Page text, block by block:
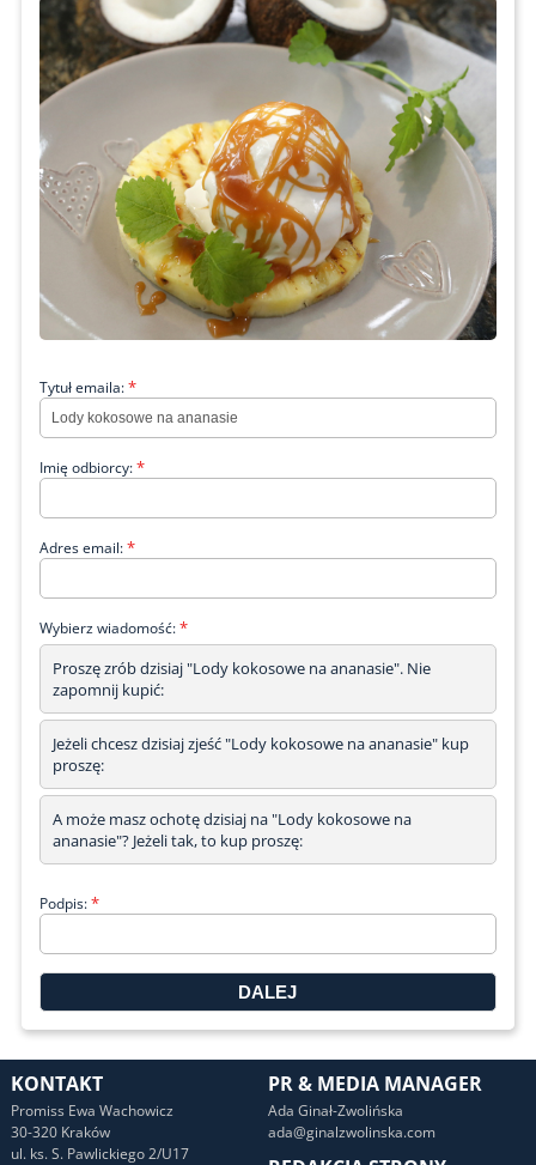
Tytuł emaila:*
Imię odbiorcy:*
Adres email:*
Wybierz wiadomość:*
Proszę zrób dzisiaj "Lody kokosowe na ananasie". Nie
zapomnij kupić:
Jeżeli chcesz dzisiaj zjeść "Lody kokosowe na ananasie" kup
proszę:
A może masz ochotę dzisiaj na "Lody kokosowe na
ananasie"? Jeżeli tak, to kup proszę:
Podpis:*
KONTAKT
Promiss Ewa Wachowicz
30-320 Kraków
ul. ks. S. Pawlickiego 2/U17
PR & MEDIA MANAGER
Ada Ginał-Zwolińska
ada@ginalzwolinska.com